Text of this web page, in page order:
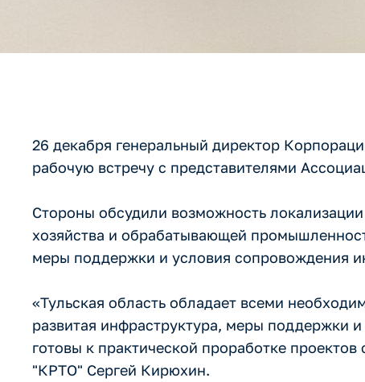
26 декабря генеральный директор
рабочую встречу с представителями
Стороны обсудили возможность
хозяйства и обрабатывающей
меры поддержки и условия сопровождения
«Тульская область обладает всеми
развитая инфраструктура, меры поддержки
готовы к практической проработке
"КРТО" Сергей Кирюхин.